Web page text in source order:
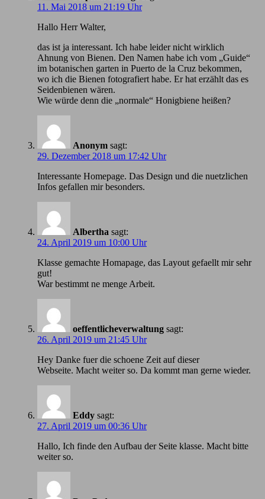
11. Mai 2018 um 21:19 Uhr
Hallo Herr Walter,
das ist ja interessant. Ich habe leider nicht wirklich
Ahnung von Bienen. Den Namen habe ich vom „Guide“
im botanischen garten in Puerto de la Cruz bekommen,
wo ich die Bienen fotografiert habe. Er hat erzählt das es
Seidenbienen wären.
Wie würde denn die „normale“ Honigbiene heißen?
Anonym sagt:
29. Dezember 2018 um 17:42 Uhr
Іnteressante Homepage. Das Design und die nuetzlichen
Infos gefallen mir besonders.
Albertha sagt:
24. April 2019 um 10:00 Uhr
Klasse gemachte Homapage, das Layout gefaellt mir sehr
gut!
War bestimmt ne menge Arbeit.
oeffentlicheverwaltung sagt:
26. April 2019 um 21:45 Uhr
Hey Danke fuer die schoene Zeit auf dieser
Webseite. Macht weiter so. Da kommt man gerne wieder.
Eddy sagt:
27. April 2019 um 00:36 Uhr
Hallo, Ich finde den Aufbau der Seite klasse. Macht bitte
weiter so.